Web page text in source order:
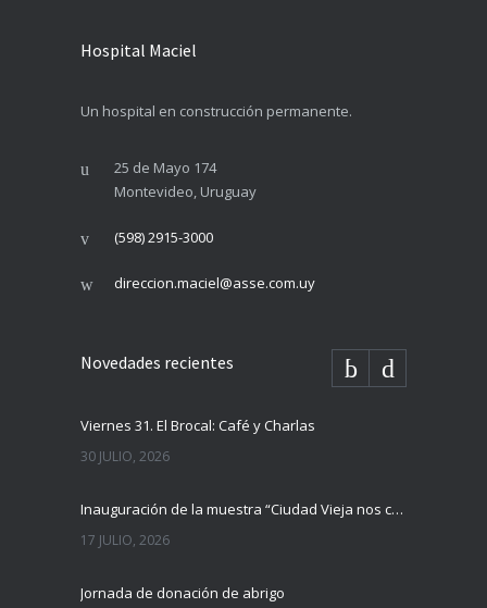
Hospital Maciel
Un hospital en construcción permanente.
25 de Mayo 174
Montevideo, Uruguay
(598) 2915-3000
direccion.maciel@asse.com.uy
Novedades recientes
Viernes 31. El Brocal: Café y Charlas
30 JULIO, 2026
Inauguración de la muestra “Ciudad Vieja nos cuenta”
17 JULIO, 2026
Jornada de donación de abrigo